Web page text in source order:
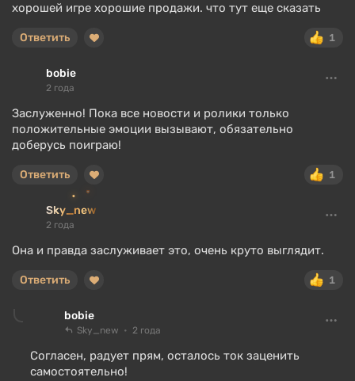
хорошей игре хорошие продажи. что тут еще сказать
1
Ответить
bobie
2 года
Заслуженно! Пока все новости и ролики только
положительные эмоции вызывают, обязательно
доберусь поиграю!
1
Ответить
Sky_new
2 года
Она и правда заслуживает это, очень круто выглядит.
1
Ответить
bobie
Sky_new 2 года
Согласен, радует прям, осталось ток заценить
самостоятельно!